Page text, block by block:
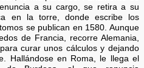
a su cargo, se retira a su
en la torre, donde escribe los
se publican en 1580. Aunque
de Francia, recorre Alemania,
curar unos cálculos y dejando
Hallándose en Roma, le llega el